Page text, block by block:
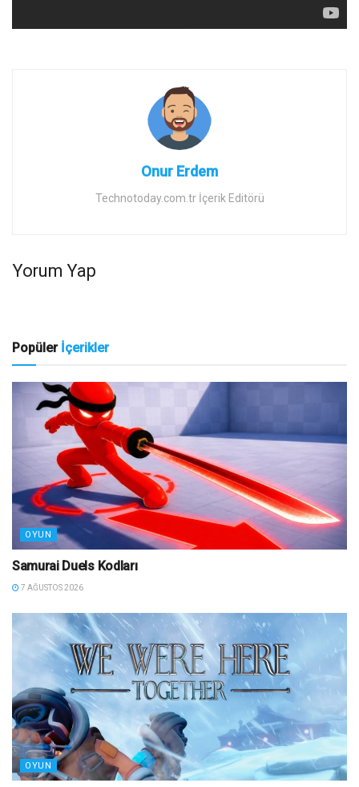
Onur Erdem
Technotoday.com.tr İçerik Editörü
Yorum Yap
Popüler İçerikler
OYUN
Samurai Duels Kodları
7 AĞUSTOS 2026
OYUN